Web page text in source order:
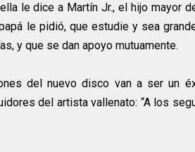
le dice a Martín Jr., el hijo mayor
le pidió, que estudie y sea
y que se dan apoyo mutuamente.
del nuevo disco van a ser un
del artista vallenato: “A los